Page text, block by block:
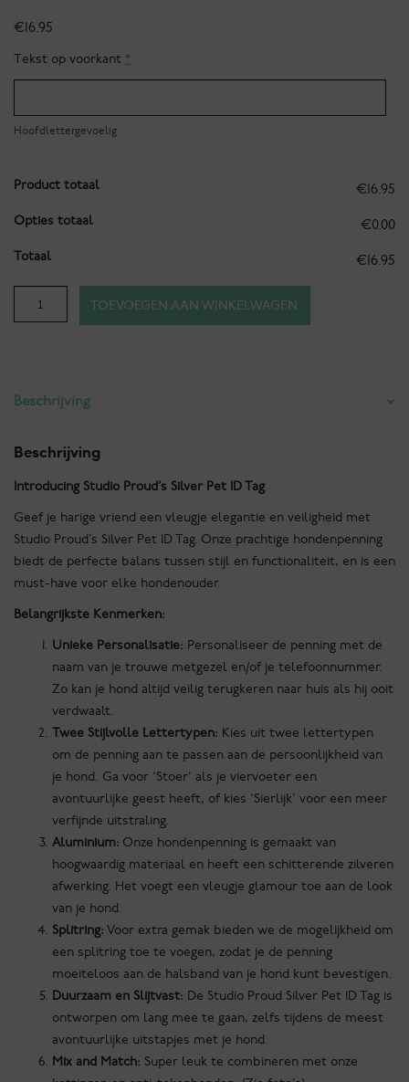
€16.95
Tekst op voorkant *
Hoofdlettergevoelig
Product totaal €16.95
Opties totaal €0.00
Totaal €16.95
TOEVOEGEN AAN WINKELWAGEN
Beschrijving
Beschrijving
Introducing Studio Proud’s Silver Pet ID Tag
Geef je harige vriend een vleugje elegantie en veiligheid met
Studio Proud’s Silver Pet ID Tag. Onze prachtige hondenpenning
biedt de perfecte balans tussen stijl en functionaliteit, en is een
must-have voor elke hondenouder.
Belangrijkste Kenmerken:
Unieke Personalisatie: Personaliseer de penning met de
naam van je trouwe metgezel en/of je telefoonnummer.
Zo kan je hond altijd veilig terugkeren naar huis als hij ooit
verdwaalt.
Twee Stijlvolle Lettertypen: Kies uit twee lettertypen
om de penning aan te passen aan de persoonlijkheid van
je hond. Ga voor ‘Stoer’ als je viervoeter een
avontuurlijke geest heeft, of kies ‘Sierlijk’ voor een meer
verfijnde uitstraling.
Aluminium: Onze hondenpenning is gemaakt van
hoogwaardig materiaal en heeft een schitterende zilveren
afwerking. Het voegt een vleugje glamour toe aan de look
van je hond.
Splitring: Voor extra gemak bieden we de mogelijkheid om
een splitring toe te voegen, zodat je de penning
moeiteloos aan de halsband van je hond kunt bevestigen.
Duurzaam en Slijtvast: De Studio Proud Silver Pet ID Tag is
ontworpen om lang mee te gaan, zelfs tijdens de meest
avontuurlijke uitstapjes met je hond.
Mix and Match: Super leuk te combineren met onze